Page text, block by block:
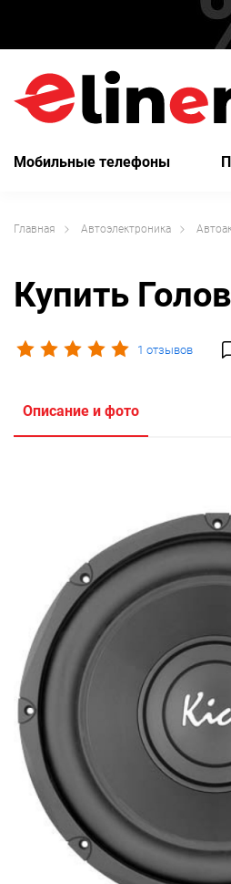
Мобильные телефоны
Главная Автоэлектроника
Купить
1 отзывов
Описание и фото